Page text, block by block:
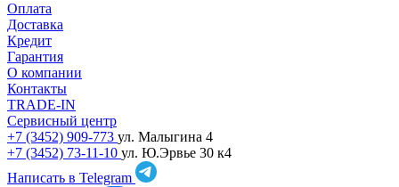
Оплата
Доставка
Кредит
Гарантия
О компании
Контакты
TRADE-IN
Сервисный центр
+7 (3452) 909-773 ул. Малыгина 4
+7 (3452) 73-11-10 ул. Ю.Эрвье 30 к4
Написать в Telegram